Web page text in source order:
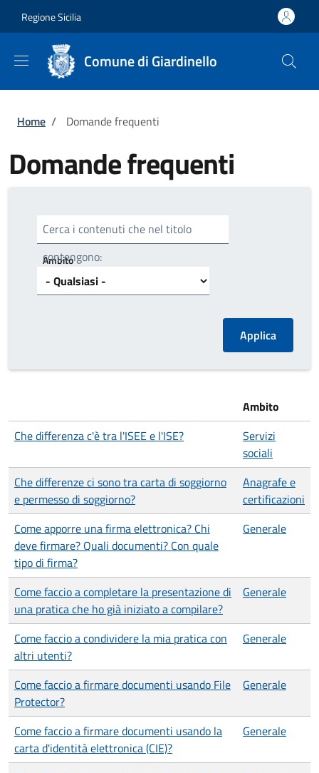
Regione Sicilia
Comune di Giardinello
Briciole di pane
Home / Domande frequenti
Domande frequenti
Cerca i contenuti che nel titolo
contengono:
Ambito
Ambito
Che differenza c'è tra l'ISEE e l'ISE?
Servizi
sociali
Che differenze ci sono tra carta di soggiorno
e permesso di soggiorno?
Anagrafe e
certificazioni
Come apporre una firma elettronica? Chi
deve firmare? Quali documenti? Con quale
tipo di firma?
Generale
Come faccio a completare la presentazione di
una pratica che ho già iniziato a compilare?
Generale
Come faccio a condividere la mia pratica con
altri utenti?
Generale
Come faccio a firmare documenti usando File
Protector?
Generale
Come faccio a firmare documenti usando la
carta d'identità elettronica (CIE)?
Generale